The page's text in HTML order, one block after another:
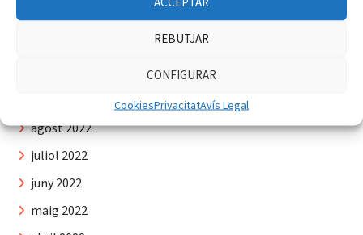
REBUTJAR
CONFIGURAR
CookiesPrivacitatAvís Legal
desembre 2022
agost 2022
juliol 2022
juny 2022
maig 2022